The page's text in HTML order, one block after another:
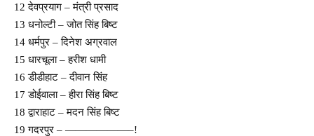
12 देवप्रयाग – मंत्री प्रसाद
13 धनोल्टी – जोत सिंह बिष्ट
14 धर्मपुर – दिनेश अग्रवाल
15 धारचूला – हरीश धामी
16 डीडीहाट – दीवान सिंह
17 डोईवाला – हीरा सिंह बिष्ट
18 द्वाराहाट – मदन सिंह बिष्ट
19 गदरपुर – ——————–!